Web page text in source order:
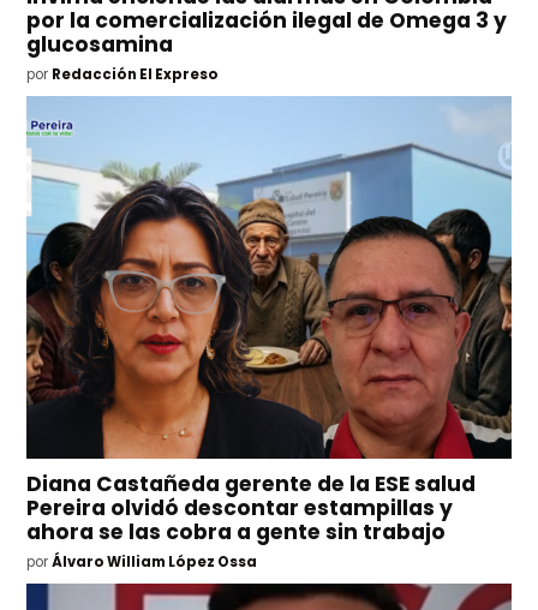
por la comercialización ilegal de Omega 3 y
glucosamina
por Redacción El Expreso
Diana Castañeda gerente de la ESE salud
Pereira olvidó descontar estampillas y
ahora se las cobra a gente sin trabajo
por Álvaro William López Ossa